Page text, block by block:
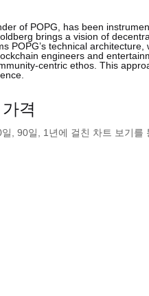
of POPG, has been
brings a vision of
POPG’s technical
engineers and
centric ethos. This
격
, 90일, 1년에 걸친 차트 보기